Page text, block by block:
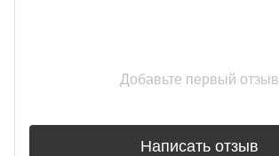
Добавьте первый отзыв
Написать отзыв